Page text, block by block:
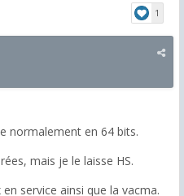
1
normalement en 64 bits.
mais je le laisse HS.
service ainsi que la vacma.